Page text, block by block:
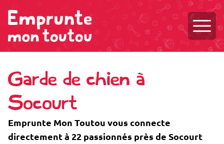
Garde de chien à
Socourt
Emprunte Mon Toutou vous connecte
directement à 22 passionnés près de Socourt